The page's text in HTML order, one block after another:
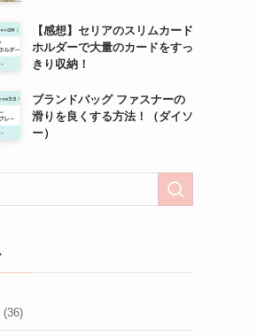
【感想】セリアのスリムカード
ホルダーで大量のカードをすっ
きり収納！
ブランドバッグ ファスナーの
滑りを良くする方法！（ダイソ
ー）
(36)